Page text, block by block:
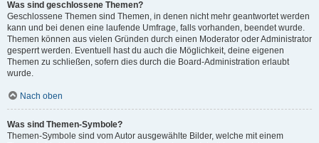
Was sind geschlossene Themen?
Geschlossene Themen sind Themen, in denen nicht mehr geantwortet werden
kann und bei denen eine laufende Umfrage, falls vorhanden, beendet wurde.
Themen können aus vielen Gründen durch einen Moderator oder Administrator
gesperrt werden. Eventuell hast du auch die Möglichkeit, deine eigenen
Themen zu schließen, sofern dies durch die Board-Administration erlaubt
wurde.
Nach oben
Was sind Themen-Symbole?
Themen-Symbole sind vom Autor ausgewählte Bilder, welche mit einem